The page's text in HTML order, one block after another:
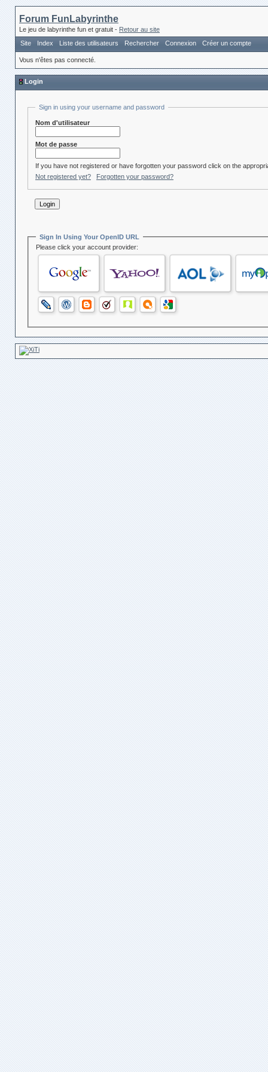
Forum FunLabyrinthe
Le jeu de labyrinthe fun et gratuit - Retour au site
Site
Index Liste des utilisateurs Rechercher Connexion Créer un compte
Vous n'êtes pas connecté.
Login
Sign in using your username and password
Nom d'utilisateur
Mot de passe
If you have not registered or have forgotten your password click on the
Not registered yet?
Forgotten your password?
Sign In Using Your OpenID URL
Please click your account provider: